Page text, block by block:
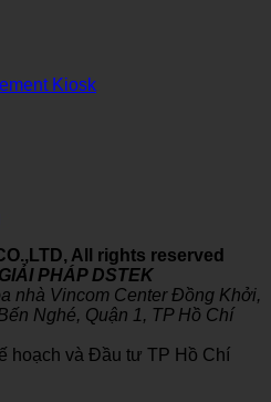
Kiosk
All rights reserved
PHÁP DSTEK
nhà Vincom Center Đồng Khởi,
Nghé, Quận 1, TP Hồ Chí
hoạch và Đầu tư TP Hồ Chí